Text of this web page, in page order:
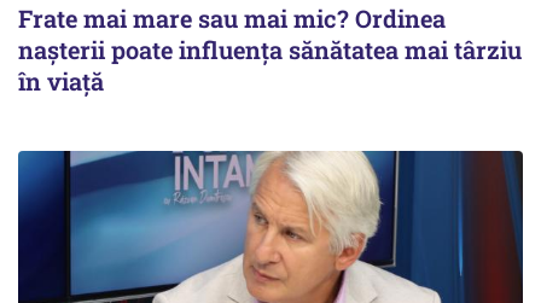
Frate mai mare sau mai mic? Ordinea
nașterii poate influența sănătatea mai târziu
în viață